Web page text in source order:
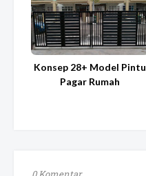
Konsep 28+ Model Pintu
Pagar Rumah